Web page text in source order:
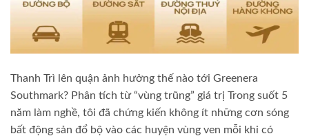
Thanh Trì lên quận ảnh hưởng thế nào tới Greenera
Southmark? Phân tích từ “vùng trũng” giá trị Trong suốt 5
năm làm nghề, tôi đã chứng kiến không ít những cơn sóng
bất động sản đổ bộ vào các huyện vùng ven mỗi khi có